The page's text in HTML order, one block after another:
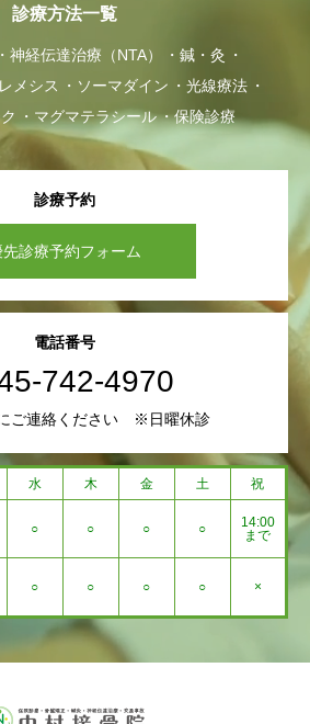
診療方法一覧
神経伝達治療（NTA）
鍼・灸
メシス ソーマダイン
光線療法
マグマテラシール 保険診療
診療予約
先診療予約フォーム
電話番号
742-4970
ご連絡ください ※日曜休診
水 木 金 土 祝
○ ○ ○ ○
14:00
まで
○ ○ ○ ○ ×